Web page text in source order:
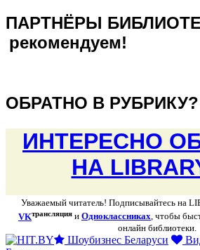
ПАРТНЁРЫ
рекомендуем!
ОБРАТНО В РУБРИКУ?
ИНТЕРЕСНО
НА
Уважаемый читатель! Подписывайтесь на
VKтрансляция и Одноклассниках, чтобы
онлайн библиотеки.
Шоубизнес Беларуси